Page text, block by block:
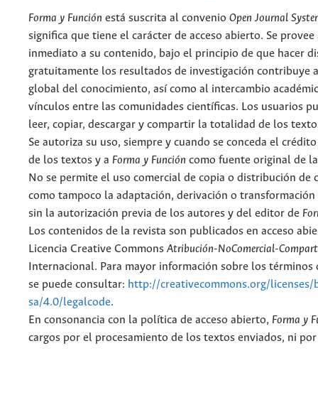
Forma y Función está suscrita al convenio Open Journal
significa que tiene el carácter de acceso abierto. Se provee
inmediato a su contenido, bajo el principio de que hacer
gratuitamente los resultados de investigación contribuye
global del conocimiento, así como al intercambio
vínculos entre las comunidades científicas. Los usuarios
leer, copiar, descargar y compartir la totalidad de los
Se autoriza su uso, siempre y cuando se conceda el
de los textos y a Forma y Función como fuente original de
No se permite el uso comercial de copia o distribución de
como tampoco la adaptación, derivación o transformación
sin la autorización previa de los autores y del editor de
Los contenidos de la revista son publicados en acceso
Licencia Creative Commons Atribución-NoComercial-
Internacional. Para mayor información sobre los términos
se puede consultar: http://creativecommons.org/licenses/
sa/4.0/legalcode.
En consonancia con la política de acceso abierto, Forma y
cargos por el procesamiento de los textos enviados, ni